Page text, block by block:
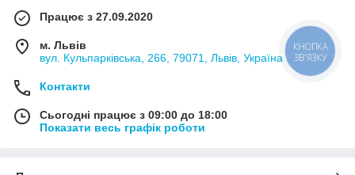
Працює з 27.09.2020
м. Львів
вул. Кульпарківська, 266, 79071, Львів, Україна
Контакти
Сьогодні працює з 09:00 до 18:00
Показати весь графік роботи
КНОПКА
ЗВ'ЯЗКУ